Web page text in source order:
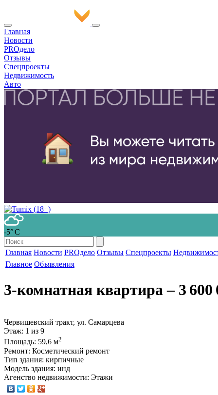
Главная
Новости
PROдело
Отзывы
Спецпроекты
Недвижимость
Авто
-5° С
Главная Новости PROдело Отзывы Спецпроекты
Главное Объявления
3-комнатная квартира ‒ 3 600
Червишевский тракт, ул. Самарцева
Этаж: 1 из 9
Площадь: 59,6 м2
Ремонт: Косметический ремонт
Тип здания: кирпичные
Модель здания: инд
Агенство недвижимости: Этажи